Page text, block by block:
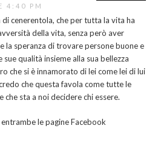
4:40 PM
cenerentola, che per tutta la vita ha
della vita, senza però aver
la speranza di trovare persone buone e
qualità insieme alla sua bellezza
che si è innamorato di lei come lei di lui
che questa favola come tutte le
sta a noi decidere chi essere.
le pagine Facebook